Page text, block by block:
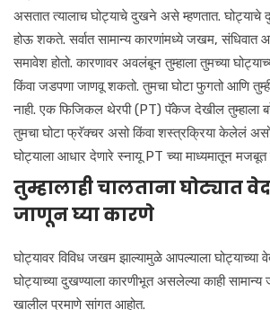
असतात त्यालाच घोट्याचे दुखने असे म्हणतात.
होऊ शकते. सर्वात सामान्य कारणांमध्ये जखम, संधिवात
समावेश होतो. कारणावर अवलंबून तुम्हाला तुमच्या
किंवा जडपणा जाणवू शकतो. तुमचा घोटा फुगतो आणि
नाही. एक फिजिकल थेरपी (PT) पॅकेज देखील तुम्हाला
तुमचा घोटा फ्रॅक्चर असो किंवा शस्त्रक्रिया केलेलं
घोट्याला आधार देणारे स्नायू PT च्या माध्यमातून मजबूत
तुम्हालाही चालताना घोट्यात
जाणून घ्या कारणे
घोट्यावर विविध जखम झाल्यामुळे आपल्याला घोट्याच्या
घोट्याच्या दुखण्याला कारणीभूत असलेल्या काही सामान्य
खालील प्रमाणे सांगत आहोत.